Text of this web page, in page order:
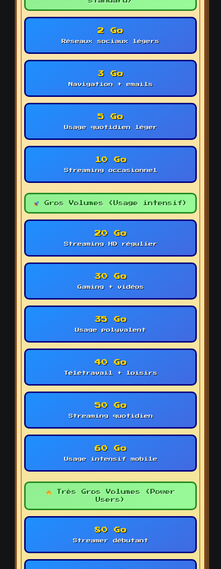
2 Go
Réseaux sociaux légers
3 Go
Navigation + emails
5 Go
Usage quotidien léger
10 Go
Streaming occasionnel
Gros Volumes (Usage intensif)
20 Go
Streaming HD régulier
30 Go
Gaming + vidéos
35 Go
Usage polyvalent
40 Go
Télétravail + loisirs
50 Go
Streaming quotidien
60 Go
Usage intensif mobile
Très Gros Volumes (Power
Users)
80 Go
Streamer débutant